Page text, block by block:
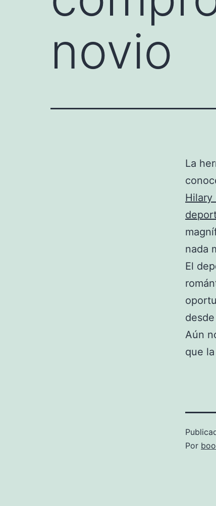
novio
La
Hilary
nada
El
Aún
que
Por